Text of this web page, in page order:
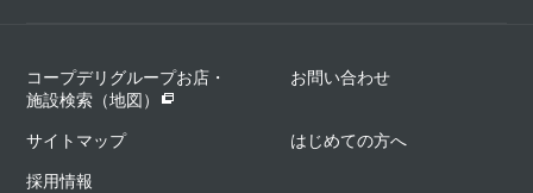
コープデリグループお店・
施設検索（地図）
お問い合わせ
サイトマップ はじめての方へ
採用情報